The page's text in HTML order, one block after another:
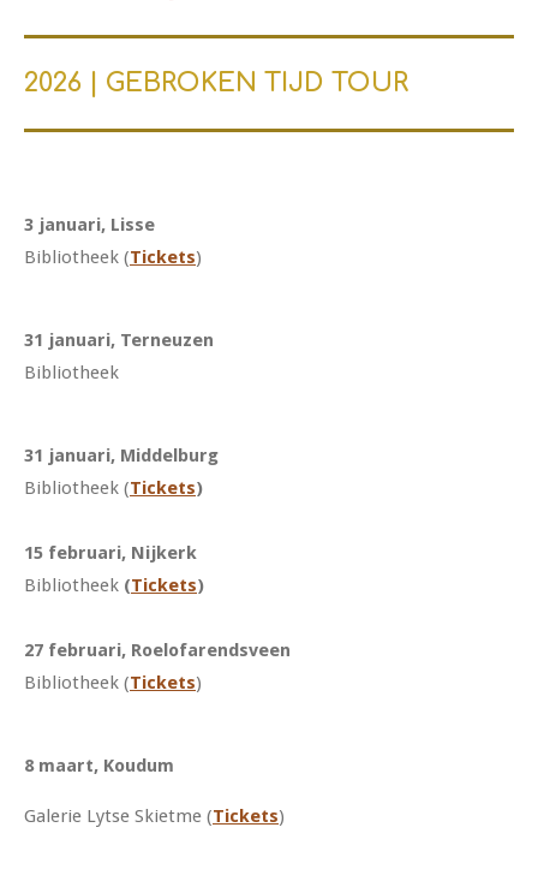
2026 | GEBROKEN TIJD TOUR
3 januari, Lisse
Bibliotheek (Tickets)
31 januari, Terneuzen
Bibliotheek
31 januari, Middelburg
Bibliotheek (Tickets)
15 februari, Nijkerk
Bibliotheek (Tickets)
27 februari, Roelofarendsveen
Bibliotheek (Tickets)
8 maart, Koudum
Galerie Lytse Skietme (Tickets)